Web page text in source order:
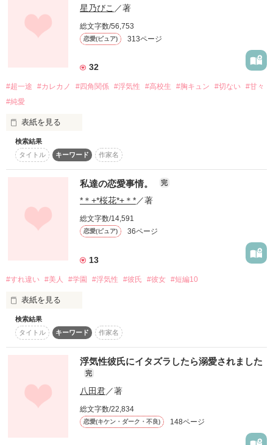
2人の恋は複雑に絡み合う…。
★続編に続きます★
＊＊＊＊＊
＊総合ランキング最高１位＊
＊ジャンル別ランキング最高１位＊
→2013年10月18日
＊ジャンル別ランキング最高２位＊
→2017年9月16日
＊ジャンル別ランキング１位＊
読者様8000人突破!?
素敵なレビュー頂きました♪
私以外の女の子達に向ける
あのとても優しい笑顔
１回だけでいいから
私にも笑顔を向けてよ――?
君との距離が近づいて遠くなる
そんな甘酸っぱいストーリー
総合＆恋愛ランキング
最高6位までいきました*
とうとうPV6000000突破！
読者数1000人突破！
ありがとうございます\( ˆoˆ )/！
レビューThanks
◎Yuiiii様
作品を読む
アナタは私の月、金限定彼氏さま。
私の彼氏。
「他の女の子を知っているから花奈ｰｶﾅｰの良さがわかるんでし
ょ？」
「じゃあ、花奈も浮気すればいいんじゃない？」
星乃びこ ／著
総文字数/56,753
恋愛(ピュア) 313ページ
32
#超一途 #カレカノ #四角関係 #浮気性 #高校生 #胸キュン #切ない #甘々
#純愛
表紙を見る
――…遥斗くんは…不安を感じたことはないの?
…私は、いつも不安で堪らないんだ。
北川遥斗
検索結果
タイトル
キーワード 作家名
私達の恋愛事情。 完
*＊+*桜花*+＊*／著
総文字数/14,591
恋愛(ピュア) 36ページ
13
#すれ違い #美人 #学園 #浮気性 #彼氏 #彼女 #短編10
表紙を見る
あーぁ…またか、、、
ねえ、君はもう私なんて好きじゃないの???
心配性な学園美女
検索結果
タイトル
キーワード 作家名
浮気性彼氏にイタズラしたら溺愛されました
完
八田君／著
総文字数/22,834
恋愛(キケン・ダーク・不良) 148ページ